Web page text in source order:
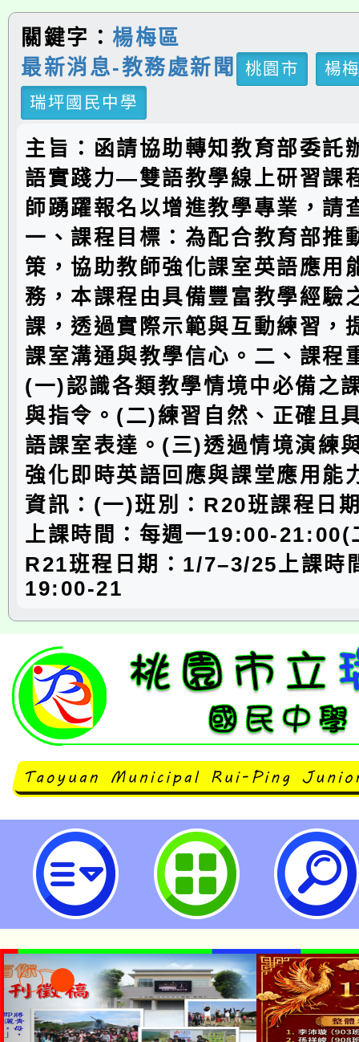
關鍵字： 楊梅區
最新消息-教務處新聞
桃園市
楊
瑞坪國民中學
主旨：函請協助轉知教育部委託
語實踐力—雙語教學線上研習課
師踴躍報名以增進教學專業，請
一、課程目標：為配合教育部推
策，協助教師強化課室英語應用
務，本課程由具備豐富教學經驗
課，透過實際示範與互動練習，
課室溝通與教學信心。二、課程
(一)認識各類教學情境中必備之
與指令。(二)練習自然、正確且
語課室表達。(三)透過情境演練
強化即時英語回應與課堂應用能
資訊：(一)班別：R20班課程日
上課時間：每週一19:00-21:00(
R21班程日期：1/7–3/25上課時
19:00-21
neilrpjhstyc網站設計者：徐嘉